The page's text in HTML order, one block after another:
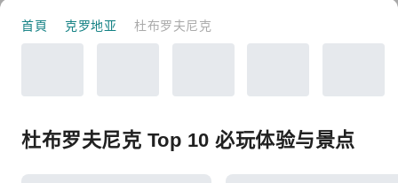
首頁 克罗地亚 杜布罗夫尼克
杜布罗夫尼克 Top 10 必玩体验与景点